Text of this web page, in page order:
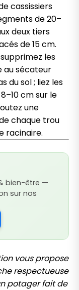
cassissiers
de 20–
deux tiers
de 15 cm.
supprimez les
au sécateur
du sol ; liez les
cm sur le
une
chaque trou
racinaire.
bien-être —
sur nos
vous propose
respectueuse
potager fait de